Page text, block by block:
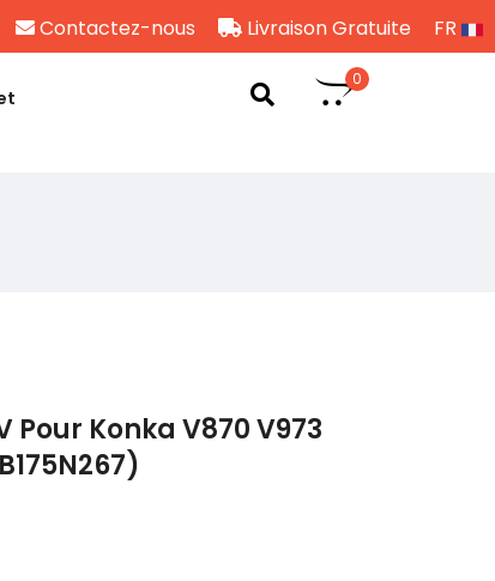
Contactez-nous Livraison Gratuite FR
0
Pour Konka V870 V973